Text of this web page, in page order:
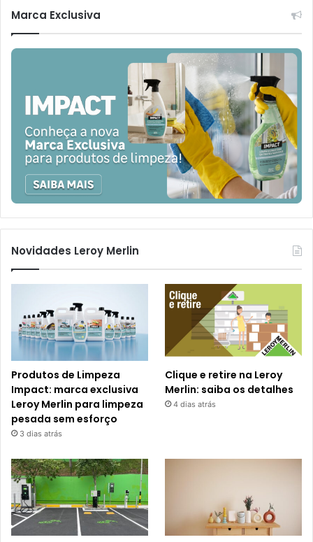
Marca Exclusiva
Novidades Leroy Merlin
Produtos de Limpeza
Impact: marca exclusiva
Leroy Merlin para limpeza
pesada sem esforço
3 dias atrás
Clique e retire na Leroy
Merlin: saiba os detalhes
4 dias atrás